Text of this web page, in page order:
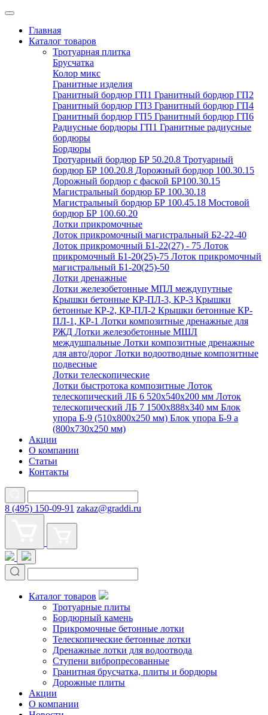
Главная
Каталог товаров
Тротуарная плитка
Брусчатка
Колор микс
Гранитные изделия
Гранитный бордюр ГП1 Гранитный бордюр ГП2
Гранитный бордюр ГП3 Гранитный бордюр ГП4
Гранитный бордюр ГП5 Гранитный бордюр ГП6
Радиусные бордюры ГП1 Гранитные радиусные
бордюры
Бордюры
Тротуарный бордюр БР 50.20.8 Тротуарный
бордюр БР 100.20.8 Дорожный бордюр 100.30.15
Дорожный бордюр с фаской БР100.30.15
Магистральный бордюр БР 100.30.18
Магистральный бордюр БР 100.45.18 Мостовой
бордюр БР 100.60.20
Лотки прикромочные
Лоток прикромочный магистральный Б2-22-40
Лоток прикромочный Б1-22(27) - 75 Лоток
прикромочный Б1-20(25)-75 Лоток прикромочный
магистральный Б1-20(25)-50
Лотки дренажные
Лотки железобетонные МПЛ междупутные
Крышки бетонные КР-ПЛ-3, КР-3 Крышки
бетонные КР-2, КР-ПЛ-2 Крышки бетонные КР-
ПЛ-1, КР-1 Лотки композитные дренажные для
РЖД Лотки железобетонные МШЛ
междушпальные Лотки композитные дренажные
для авто/дорог Лотки водоотводные композитные
подвесные
Лотки телескопические
Лотки быстротока композитные Лоток
телескопический ЛБ 6 520х540х200 мм Лоток
телескопический ЛБ 7 1500х888х340 мм Блок
упора Б-9 (510х800х250 мм) Блок упора Б-9 а
(800х730х250 мм)
Акции
О компании
Статьи
Контакты
8 (495) 150-09-91 zakaz@graddi.ru
Каталог товаров
Тротуарные плиты
Бордюрный камень
Прикромочные бетонные лотки
Телескопические бетонные лотки
Дренажные лотки для водоотвода
Ступени вибропресованные
Гранитная брусчатка, плиты и бордюры
Дорожные плиты
Акции
О компании